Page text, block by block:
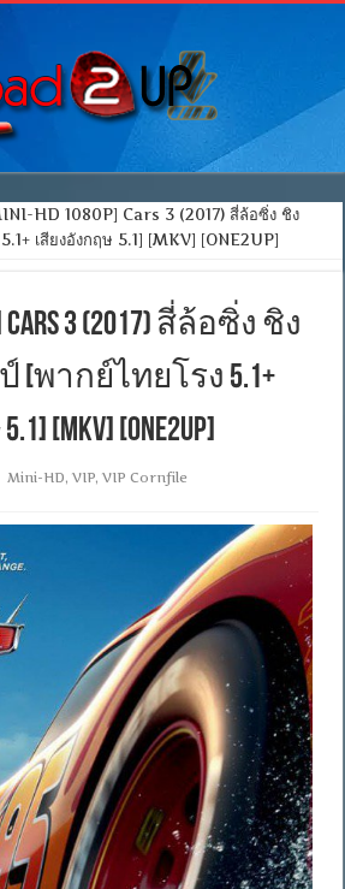
HD 1080P] Cars 3 (2017) สี่ล้อซิ่ง ชิง
เสียงอังกฤษ 5.1] [MKV] [ONE2UP]
Cars 3 (2017) สี่ล้อซิ่ง ชิง
พากย์ไทยโรง 5.1+
[MKV] [ONE2UP]
Mini-HD,VIP,VIP Cornfile